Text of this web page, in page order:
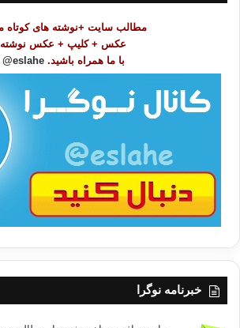
مطالب سایت +نوشته های کوتاه
عکس + کلیپ + عکس نوشته
با ما همراه باشید. eslahe@
خبرنامه نوگرا